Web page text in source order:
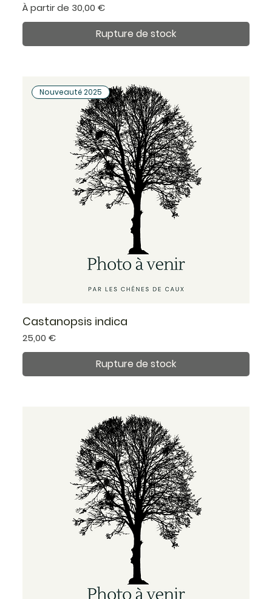
À partir de 30,00 €
Prix promotionnel
Rupture de stock
Nouveauté 2025
Castanopsis indica
Prix
25,00 €
Rupture de stock